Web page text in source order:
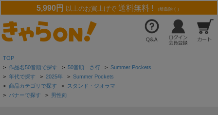
5,990円 以上のお買上げで 送料無料 ! （離島除く）
TOP
> 作品名50音順で探す > 50音順 さ行 > Summer Pockets
> 年代で探す > 2025年 > Summer Pockets
> 商品カテゴリで探す > スタンド・ジオラマ
> バナーで探す > 男性向